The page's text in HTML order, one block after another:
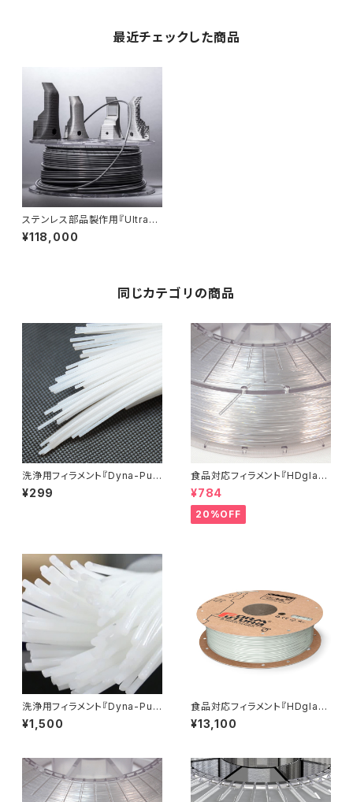
最近チェックした商品
ステンレス部品製作用『Ultrafu
se 316L Metal：3kg』2.85m
m
¥118,000
同じカテゴリの商品
洗浄用フィラメント『Dyna-Pur
ge 3D Clean』お試しサンプル
¥299
食品対応フィラメント『HDglas
s』：お試しサンプル 10M
¥784
20%OFF
洗浄用フィラメント『Dyna-Pur
ge 3D Clean』少量パック
¥1,500
食品対応フィラメント『HDglas
s』
¥13,100